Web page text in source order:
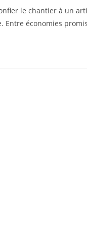
le chantier à un
économies